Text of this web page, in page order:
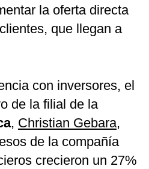
la oferta directa
que llegan a
con inversores, el
de la filial de la
, Christian Gebara,
de la compañía
crecieron un 27%